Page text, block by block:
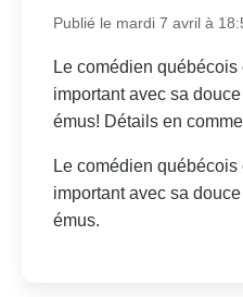
Publié le mardi 7 avril à
Le comédien
important avec sa
émus! Détails en
Le comédien
important avec sa
émus.